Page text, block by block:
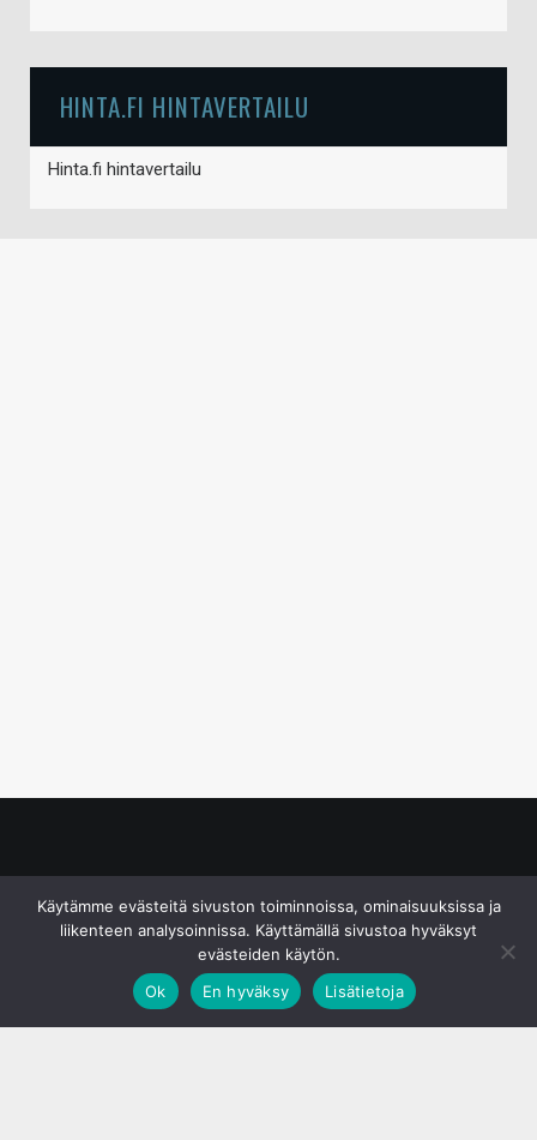
HINTA.FI HINTAVERTAILU
Hinta.fi hintavertailu
Käytämme evästeitä sivuston toiminnoissa, ominaisuuksissa ja
liikenteen analysoinnissa. Käyttämällä sivustoa hyväksyt
evästeiden käytön.
Ok
En hyväksy Lisätietoja